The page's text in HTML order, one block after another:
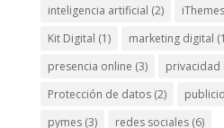
inteligencia artificial (2)
Kit Digital (1) marketing digital
presencia online (3) privacidad
Protección de datos(2)
pymes(3) redes sociales(6)